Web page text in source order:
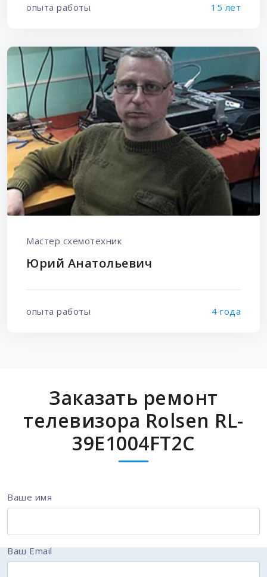
опыта работы 15 лет
Мастер схемотехник
Юрий Анатольевич
опыта работы 4 года
Заказать ремонт
телевизора Rolsen RL-
39E1004FT2C
Ваше имя
Ваш Email